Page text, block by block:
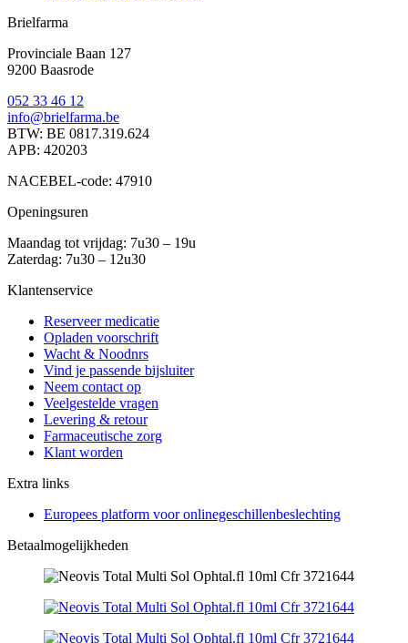
Brielfarma
Provinciale Baan 127
9200 Baasrode
052 33 46 12
info@brielfarma.be
BTW: BE 0817.319.624
APB: 420203
NACEBEL-code: 47910
Openingsuren
Maandag tot vrijdag: 7u30 – 19u
Zaterdag: 7u30 – 12u30
Klantenservice
Reserveer medicatie
Opladen voorschrift
Wacht & Noodnrs
Vind je passende bijsluiter
Neem contact op
Veelgestelde vragen
Levering & retour
Farmaceutische zorg
Klant worden
Extra links
Europees platform voor onlinegeschillenbeslechting
Betaalmogelijkheden